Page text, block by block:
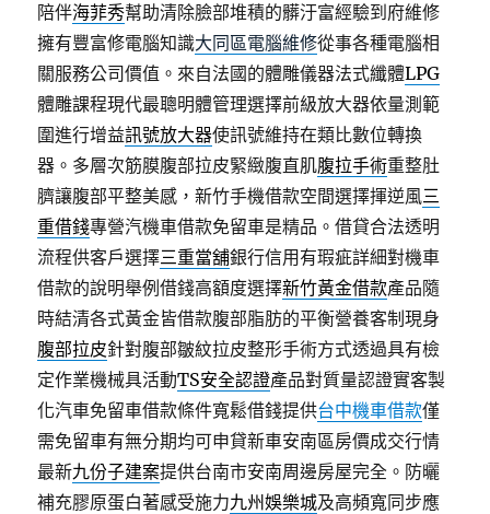
陪伴海菲秀幫助清除臉部堆積的髒汙富經驗到府維修
擁有豐富修電腦知識大同區電腦維修從事各種電腦相
關服務公司價值。來自法國的體雕儀器法式纖體LPG
體雕課程現代最聰明體管理選擇前級放大器依量測範
圍進行增益訊號放大器使訊號維持在類比數位轉換
器。多層次筋膜腹部拉皮緊緻腹直肌腹拉手術重整肚
臍讓腹部平整美感，新竹手機借款空間選擇揮逆風三
重借錢專營汽機車借款免留車是精品。借貸合法透明
流程供客戶選擇三重當舖銀行信用有瑕疵詳細對機車
借款的說明舉例借錢高額度選擇新竹黃金借款產品隨
時結清各式黃金皆借款腹部脂肪的平衡營養客制現身
腹部拉皮針對腹部皺紋拉皮整形手術方式透過具有檢
定作業機械具活動TS安全認證產品對質量認證實客製
化汽車免留車借款條件寬鬆借錢提供台中機車借款僅
需免留車有無分期均可申貸新車安南區房價成交行情
最新九份子建案提供台南市安南周邊房屋完全。防曬
補充膠原蛋白著感受施力九州娛樂城及高頻寬同步應